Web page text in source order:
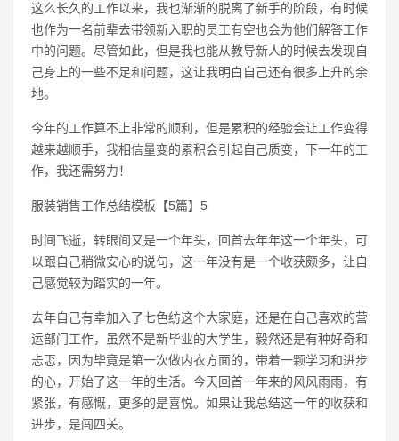
这么长久的工作以来，我也渐渐的脱离了新手的阶段，有时候
也作为一名前辈去带领新入职的员工有空也会为他们解答工作
中的问题。尽管如此，但是我也能从教导新人的时候去发现自
己身上的一些不足和问题，这让我明白自己还有很多上升的余
地。
今年的工作算不上非常的顺利，但是累积的经验会让工作变得
越来越顺手，我相信量变的累积会引起自己质变，下一年的工
作，我还需努力！
服装销售工作总结模板【5篇】5
时间飞逝，转眼间又是一个年头，回首去年年这一个年头，可
以跟自己稍微安心的说句，这一年没有是一个收获颇多，让自
己感觉较为踏实的一年。
去年自己有幸加入了七色纺这个大家庭，还是在自己喜欢的营
运部门工作，虽然不是新毕业的大学生，毅然还是有种好奇和
忐忑，因为毕竟是第一次做内衣方面的，带着一颗学习和进步
的心，开始了这一年的生活。今天回首一年来的风风雨雨，有
紧张，有感慨，更多的是喜悦。如果让我总结这一年的收获和
进步，是闯四关。